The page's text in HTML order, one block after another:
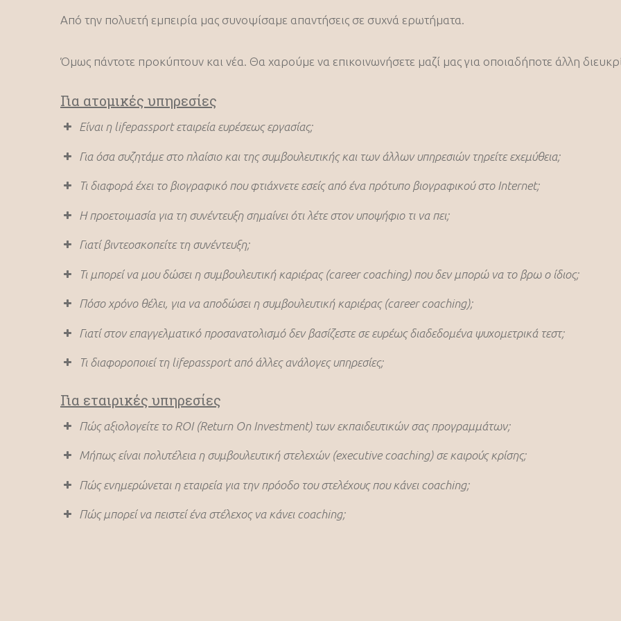
Από την πολυετή εμπειρία μας συνοψίσαμε απαντήσεις σε συχνά ερωτήματα.
Όμως πάντοτε προκύπτουν και νέα. Θα χαρούμε να επικοινωνήσετε μαζί μας για οποιαδήποτε άλλη
Για ατομικές υπηρεσίες
Είναι η lifepassport εταιρεία ευρέσεως εργασίας;
Για όσα συζητάμε στο πλαίσιο και της συμβουλευτικής και των άλλων υπηρεσιών τηρείτε εχεμύθεια;
Τι διαφορά έχει το βιογραφικό που φτιάχνετε εσείς από ένα πρότυπο βιογραφικού στο Internet;
Η προετοιμασία για τη συνέντευξη σημαίνει ότι λέτε στον υποψήφιο τι να πει;
Γιατί βιντεοσκοπείτε τη συνέντευξη;
Μία εικόνα ίσον χίλιες λέξεις! Στο εξωτερικό η μέθοδος αυτή χρησιμοποιείται σε μεγάλο
άμεσα και τα δυνατά σημεία και τα σημεία προς βελτίωση και δουλεύουμε πολύ στοχευμένα.
Τι μπορεί να μου δώσει η συμβουλευτική καριέρας (career coaching) που δεν μπορώ να το βρω ο ίδιος;
Πόσο χρόνο θέλει, για να αποδώσει η συμβουλευτική καριέρας (career coaching);
Γιατί στον επαγγελματικό προσανατολισμό δεν βασίζεστε σε ευρέως διαδεδομένα ψυχομετρικά τεστ;
Τι διαφοροποιεί τη lifepassport από άλλες ανάλογες υπηρεσίες;
Για εταιρικές υπηρεσίες
Πώς αξιολογείτε το ROΙ (Return On Ιnvestment) των εκπαιδευτικών σας προγραμμάτων;
Μήπως είναι πολυτέλεια η συμβουλευτική στελεχών (executive coaching) σε καιρούς κρίσης;
Πώς ενημερώνεται η εταιρεία για την πρόοδο του στελέχους που κάνει coaching;
Πώς μπορεί να πειστεί ένα στέλεχος να κάνει coaching;